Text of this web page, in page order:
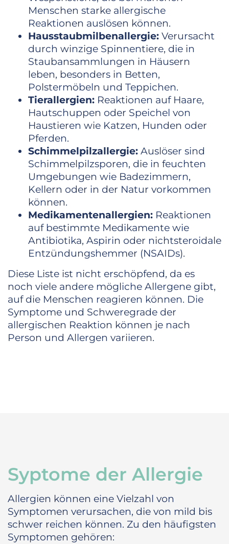
Menschen starke allergische
Reaktionen auslösen können.
Hausstaubmilbenallergie: Verursacht
durch winzige Spinnentiere, die in
Staubansammlungen in Häusern
leben, besonders in Betten,
Polstermöbeln und Teppichen.
Tierallergien: Reaktionen auf Haare,
Hautschuppen oder Speichel von
Haustieren wie Katzen, Hunden oder
Pferden.
Schimmelpilzallergie: Auslöser sind
Schimmelpilzsporen, die in feuchten
Umgebungen wie Badezimmern,
Kellern oder in der Natur vorkommen
können.
Medikamentenallergien: Reaktionen
auf bestimmte Medikamente wie
Antibiotika, Aspirin oder nichtsteroidale
Entzündungshemmer (NSAIDs).
Diese Liste ist nicht erschöpfend, da es
noch viele andere mögliche Allergene gibt,
auf die Menschen reagieren können. Die
Symptome und Schweregrade der
allergischen Reaktion können je nach
Person und Allergen variieren.
Syptome der Allergie
Allergien können eine Vielzahl von
Symptomen verursachen, die von mild bis
schwer reichen können. Zu den häufigsten
Symptomen gehören: